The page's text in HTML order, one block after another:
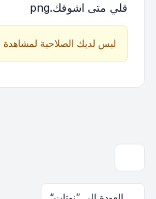
قلي متى اشوفك.png
ليس لديك الصلاحية لمشاهدة